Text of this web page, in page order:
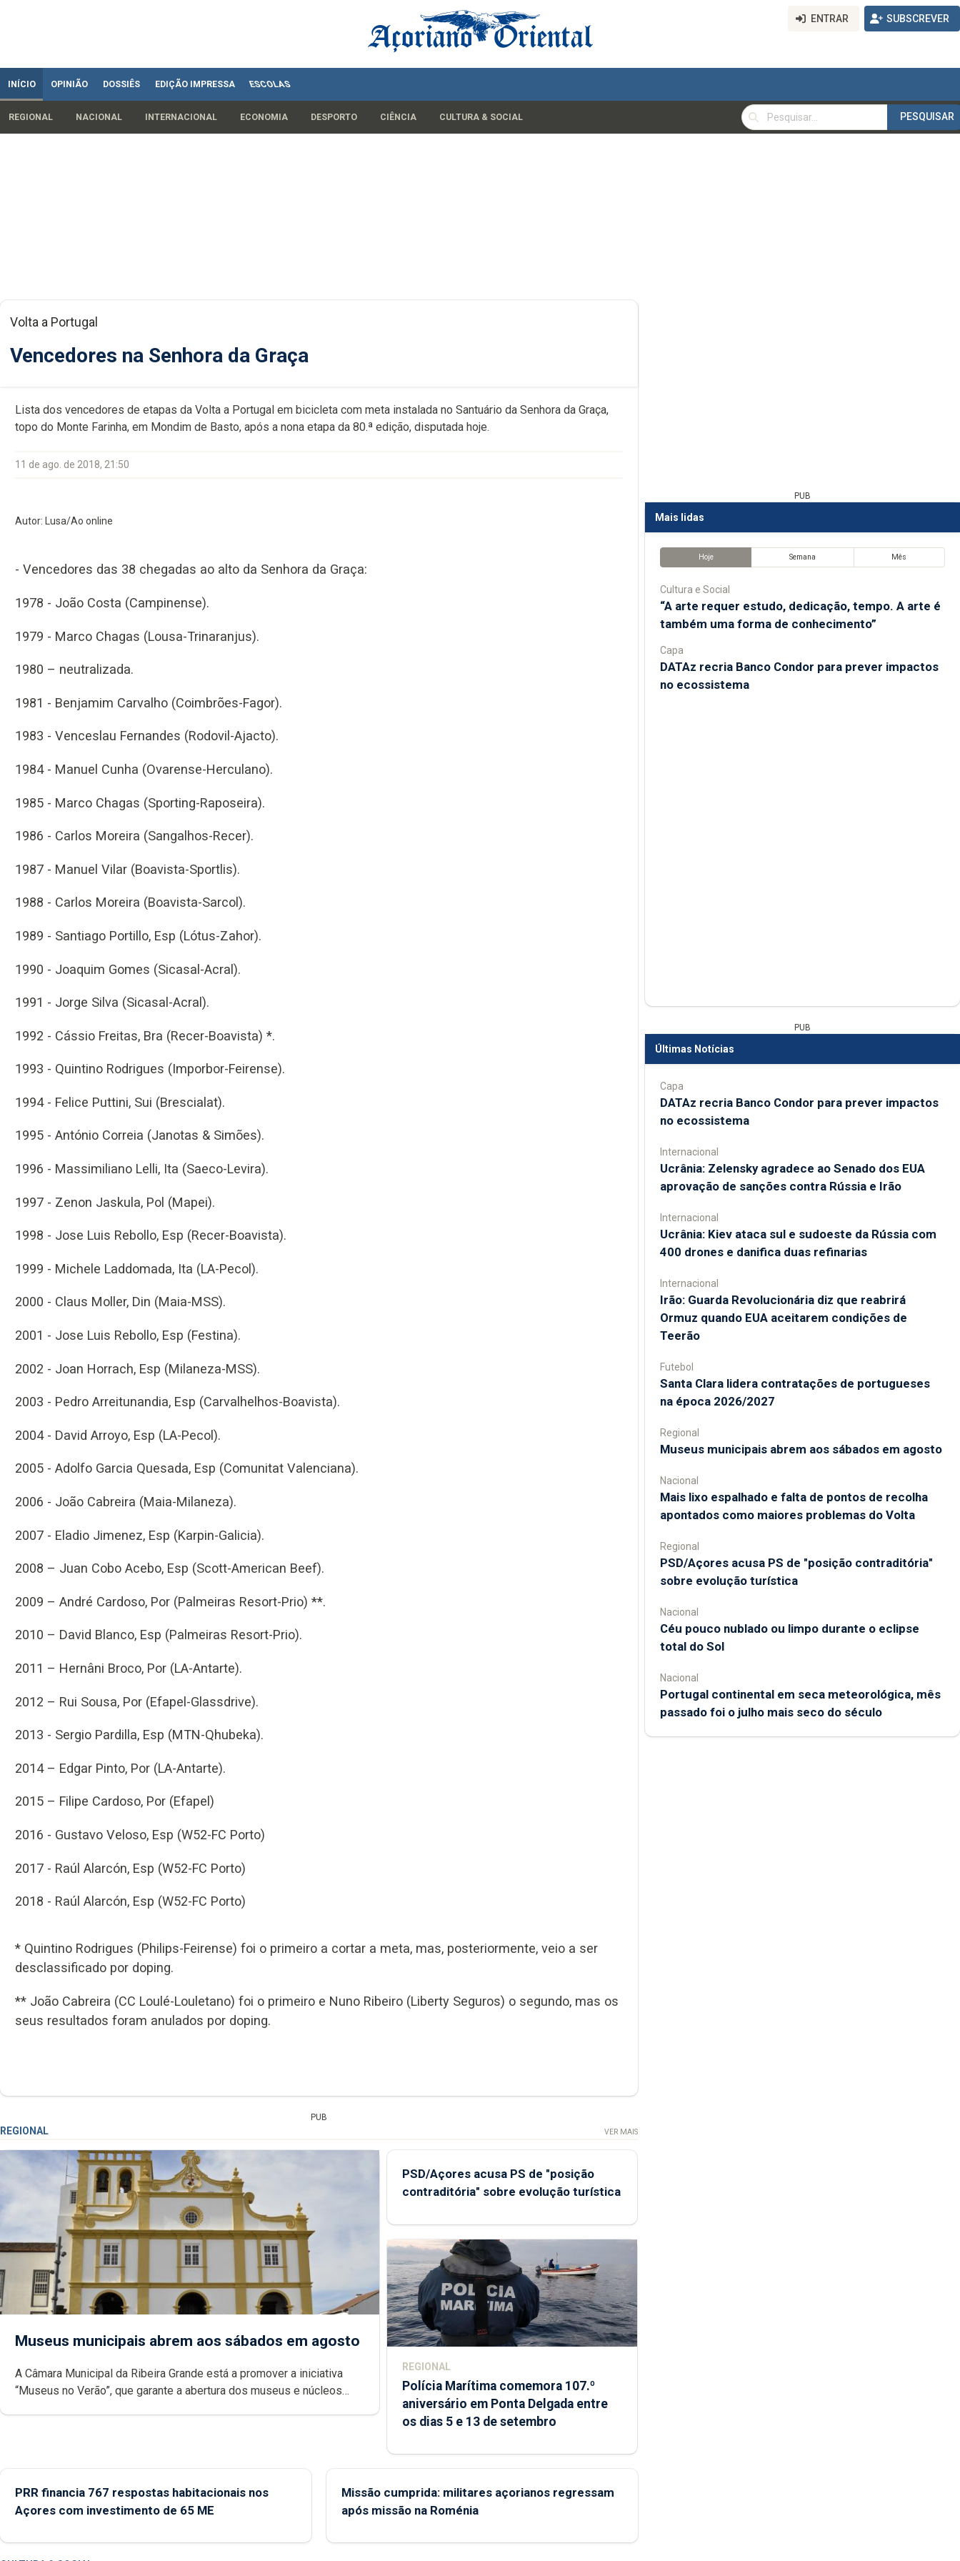
ENTRAR SUBSCREVER
INÍCIO OPINIÃO DOSSIÊS EDIÇÃO IMPRESSA ESCOLAS
REGIONAL NACIONAL INTERNACIONAL ECONOMIA DESPORTO CIÊNCIA CULTURA & SOCIAL
PESQUISAR
PESQUISAR
Volta a Portugal
Vencedores na Senhora da Graça
Lista dos vencedores de etapas da Volta a Portugal em bicicleta com meta instalada no Santuário da Senhora da Graça,
topo do Monte Farinha, em Mondim de Basto, após a nona etapa da 80.ª edição, disputada hoje.
11 de ago. de 2018, 21:50
Autor: Lusa/Ao online
- Vencedores das 38 chegadas ao alto da Senhora da Graça:
1978 - João Costa (Campinense).
1979 - Marco Chagas (Lousa-Trinaranjus).
1980 – neutralizada.
1981 - Benjamim Carvalho (Coimbrões-Fagor).
1983 - Venceslau Fernandes (Rodovil-Ajacto).
1984 - Manuel Cunha (Ovarense-Herculano).
1985 - Marco Chagas (Sporting-Raposeira).
1986 - Carlos Moreira (Sangalhos-Recer).
1987 - Manuel Vilar (Boavista-Sportlis).
1988 - Carlos Moreira (Boavista-Sarcol).
1989 - Santiago Portillo, Esp (Lótus-Zahor).
1990 - Joaquim Gomes (Sicasal-Acral).
1991 - Jorge Silva (Sicasal-Acral).
1992 - Cássio Freitas, Bra (Recer-Boavista) *.
1993 - Quintino Rodrigues (Imporbor-Feirense).
1994 - Felice Puttini, Sui (Brescialat).
1995 - António Correia (Janotas & Simões).
1996 - Massimiliano Lelli, Ita (Saeco-Levira).
1997 - Zenon Jaskula, Pol (Mapei).
1998 - Jose Luis Rebollo, Esp (Recer-Boavista).
1999 - Michele Laddomada, Ita (LA-Pecol).
2000 - Claus Moller, Din (Maia-MSS).
2001 - Jose Luis Rebollo, Esp (Festina).
2002 - Joan Horrach, Esp (Milaneza-MSS).
2003 - Pedro Arreitunandia, Esp (Carvalhelhos-Boavista).
2004 - David Arroyo, Esp (LA-Pecol).
2005 - Adolfo Garcia Quesada, Esp (Comunitat Valenciana).
2006 - João Cabreira (Maia-Milaneza).
2007 - Eladio Jimenez, Esp (Karpin-Galicia).
2008 – Juan Cobo Acebo, Esp (Scott-American Beef).
2009 – André Cardoso, Por (Palmeiras Resort-Prio) **.
2010 – David Blanco, Esp (Palmeiras Resort-Prio).
2011 – Hernâni Broco, Por (LA-Antarte).
2012 – Rui Sousa, Por (Efapel-Glassdrive).
2013 - Sergio Pardilla, Esp (MTN-Qhubeka).
2014 – Edgar Pinto, Por (LA-Antarte).
2015 – Filipe Cardoso, Por (Efapel)
2016 - Gustavo Veloso, Esp (W52-FC Porto)
2017 - Raúl Alarcón, Esp (W52-FC Porto)
2018 - Raúl Alarcón, Esp (W52-FC Porto)
* Quintino Rodrigues (Philips-Feirense) foi o primeiro a cortar a meta, mas, posteriormente, veio a ser
desclassificado por doping.
** João Cabreira (CC Loulé-Louletano) foi o primeiro e Nuno Ribeiro (Liberty Seguros) o segundo, mas os
seus resultados foram anulados por doping.
PUB
REGIONAL VER MAIS
Museus municipais abrem aos sábados em agosto
A Câmara Municipal da Ribeira Grande está a promover a iniciativa
“Museus no Verão”, que garante a abertura dos museus e núcleos
PSD/Açores acusa PS de "posição
contraditória" sobre evolução turística
REGIONAL
Polícia Marítima comemora 107.º
aniversário em Ponta Delgada entre
os dias 5 e 13 de setembro
PRR financia 767 respostas habitacionais nos
Açores com investimento de 65 ME
Missão cumprida: militares açorianos regressam
após missão na Roménia
PUB
Mais lidas
Hoje Semana Mês
Cultura e Social
“A arte requer estudo, dedicação, tempo. A arte é
também uma forma de conhecimento”
Capa
DATAz recria Banco Condor para prever impactos
no ecossistema
PUB
Últimas Notícias
Capa
DATAz recria Banco Condor para prever impactos
no ecossistema
Internacional
Ucrânia: Zelensky agradece ao Senado dos EUA
aprovação de sanções contra Rússia e Irão
Internacional
Ucrânia: Kiev ataca sul e sudoeste da Rússia com
400 drones e danifica duas refinarias
Internacional
Irão: Guarda Revolucionária diz que reabrirá
Ormuz quando EUA aceitarem condições de
Teerão
Futebol
Santa Clara lidera contratações de portugueses
na época 2026/2027
Regional
Museus municipais abrem aos sábados em agosto
Nacional
Mais lixo espalhado e falta de pontos de recolha
apontados como maiores problemas do Volta
Regional
PSD/Açores acusa PS de "posição contraditória"
sobre evolução turística
Nacional
Céu pouco nublado ou limpo durante o eclipse
total do Sol
Nacional
Portugal continental em seca meteorológica, mês
passado foi o julho mais seco do século